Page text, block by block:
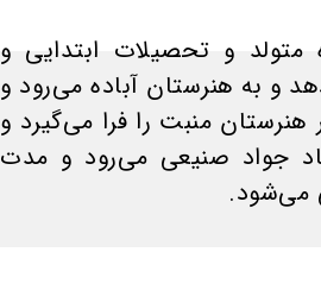
سال 1335 در آباده متولد و تحصیلات ابتدایی و
و به هنرستان آباده می‌رود و
منبت را فرا می‌گیرد و
جواد صنیعی می‌رود و مدت
می‌شود.